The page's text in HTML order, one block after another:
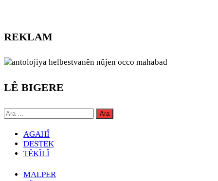
REKLAM
LÊ BIGERE
Arama:
AGAHÎ
DESTEK
TÊKÎLÎ
MALPER